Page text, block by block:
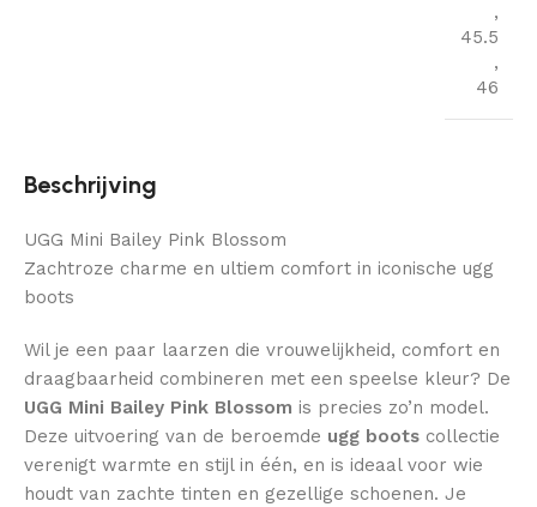
,
45.5
,
46
Beschrijving
UGG Mini Bailey Pink Blossom
Zachtroze charme en ultiem comfort in iconische ugg
boots
Wil je een paar laarzen die vrouwelijkheid, comfort en
draagbaarheid combineren met een speelse kleur? De
UGG Mini Bailey Pink Blossom is precies zo’n model.
Deze uitvoering van de beroemde ugg boots collectie
verenigt warmte en stijl in één, en is ideaal voor wie
houdt van zachte tinten en gezellige schoenen. Je